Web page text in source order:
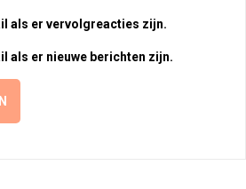
als er vervolgreacties zijn.
als er nieuwe berichten zijn.